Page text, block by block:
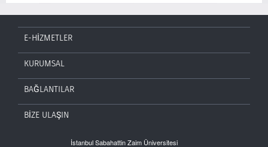
E-HİZMETLER
KURUMSAL
BAĞLANTILAR
BİZE ULAŞIN
İstanbul Sabahattin Zaim Üniversitesi